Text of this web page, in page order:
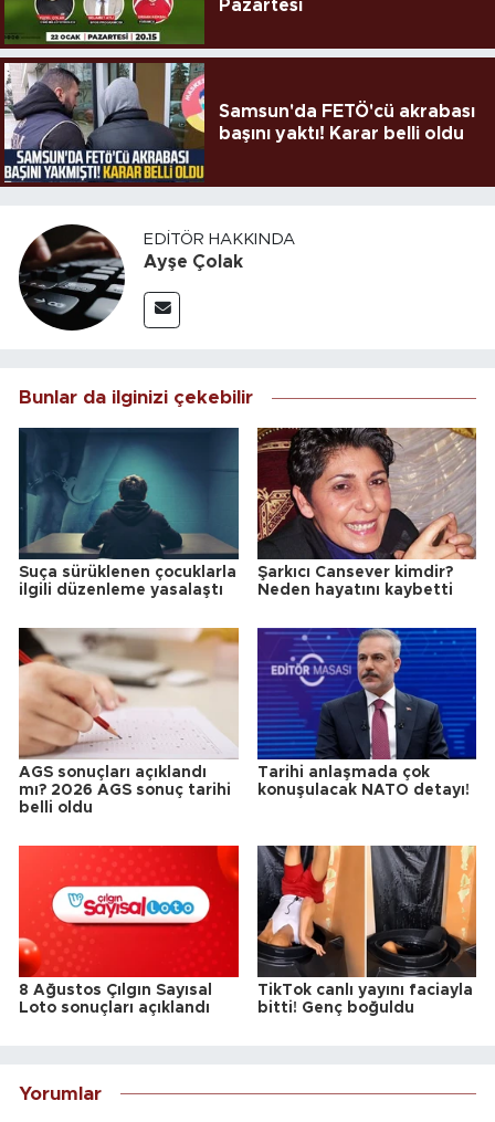
Pazartesi
Samsun'da FETÖ'cü akrabası
başını yaktı! Karar belli oldu
EDITÖR HAKKINDA
Ayşe Çolak
Bunlar da ilginizi çekebilir
Suça sürüklenen çocuklarla
ilgili düzenleme yasalaştı
Şarkıcı Cansever kimdir?
Neden hayatını kaybetti
AGS sonuçları açıklandı
mı? 2026 AGS sonuç tarihi
belli oldu
Tarihi anlaşmada çok
konuşulacak NATO detayı!
8 Ağustos Çılgın Sayısal
Loto sonuçları açıklandı
TikTok canlı yayını faciayla
bitti! Genç boğuldu
Yorumlar